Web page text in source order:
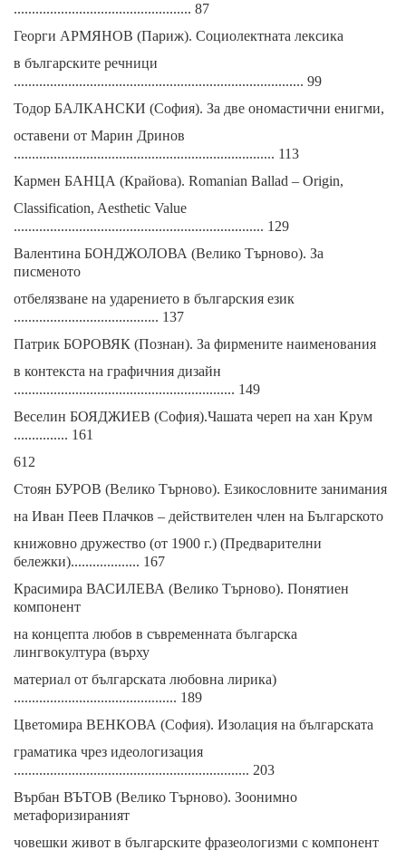
................................................. 87
Георги АРМЯНОВ (Париж). Социолектната лексика
в българските речници
................................................................................ 99
Тодор БАЛКАНСКИ (София). За две ономастични енигми,
оставени от Марин Дринов
........................................................................ 113
Кармен БАНЦА (Крайова). Romanian Ballad – Origin,
Classification, Aesthetic Value
..................................................................... 129
Валентина БОНДЖОЛОВА (Велико Търново). За
писменото
отбелязване на ударението в българския език
........................................ 137
Патрик БОРОВЯК (Познан). За фирмените наименования
в контекста на графичния дизайн
............................................................. 149
Веселин БОЯДЖИЕВ (София).Чашата череп на хан Крум
............... 161
612
Стоян БУРОВ (Велико Търново). Езикословните занимания
на Иван Пеев Плачков – действителен член на Българското
книжовно дружество (от 1900 г.) (Предварителни
бележки)................... 167
Красимира ВАСИЛЕВА (Велико Търново). Понятиен
компонент
на концепта любов в съвременната българска
лингвокултура (върху
материал от българската любовна лирика)
............................................. 189
Цветомира ВЕНКОВА (София). Изолация на българската
граматика чрез идеологизация
................................................................. 203
Върбан ВЪТОВ (Велико Търново). Зоонимно
метафоризираният
човешки живот в българските фразеологизми с компонент